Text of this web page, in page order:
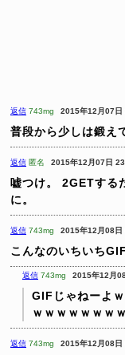
返信 743mg 2015年12月07日
普段から少しは鍛え
返信 匿名 2015年12月07日
嘘つけ。
2GETする
に。
返信 743mg 2015年12月08日
こんなのいちいち
返信 743mg 2015年12月
GIFじゃねーよ
ｗｗｗｗｗｗｗ
返信 743mg 2015年12月08日